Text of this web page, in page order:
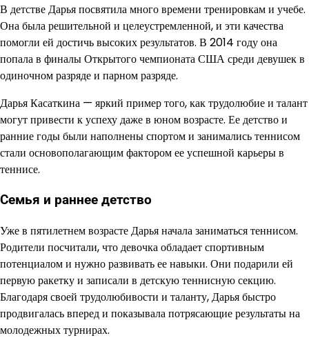
В детстве Дарья посвятила много времени тренировкам и учебе.
Она была решительной и целеустремленной, и эти качества
помогли ей достичь высоких результатов. В 2014 году она
попала в финалы Открытого чемпионата США среди девушек в
одиночном разряде и парном разряде.
Дарья Касаткина — яркий пример того, как трудолюбие и талант
могут привести к успеху даже в юном возрасте. Ее детство и
ранние годы были наполнены спортом и занимались теннисом
стали основополагающим фактором ее успешной карьеры в
теннисе.
Семья и раннее детство
Уже в пятилетнем возрасте Дарья начала заниматься теннисом.
Родители посчитали, что девочка обладает спортивным
потенциалом и нужно развивать ее навыки. Они подарили ей
первую ракетку и записали в детскую теннисную секцию.
Благодаря своей трудолюбивости и таланту, Дарья быстро
продвигалась вперед и показывала потрясающие результаты на
молодежных турнирах.